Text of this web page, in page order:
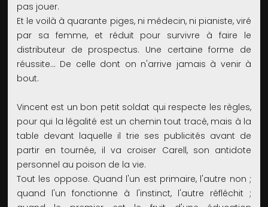
pas jouer.
Et le voilà à quarante piges, ni médecin, ni pianiste, viré
par sa femme, et réduit pour survivre à faire le
distributeur de prospectus. Une certaine forme de
réussite… De celle dont on n'arrive jamais à venir à
bout.
Vincent est un bon petit soldat qui respecte les règles,
pour qui la légalité est un chemin tout tracé, mais à la
table devant laquelle il trie ses publicités avant de
partir en tournée, il va croiser Carell, son antidote
personnel au poison de la vie.
Tout les oppose. Quand l'un est primaire, l'autre non ;
quand l'un fonctionne à l'instinct, l'autre réfléchit ;